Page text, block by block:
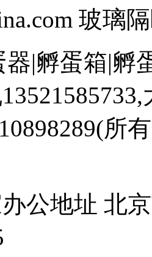
玻璃
|孵蛋箱|孵
所
公地址 北